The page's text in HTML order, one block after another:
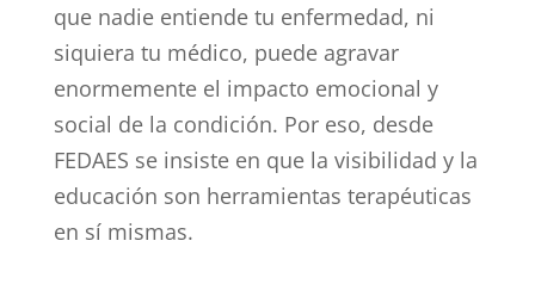
que nadie entiende tu enfermedad, ni
siquiera tu médico, puede agravar
enormemente el impacto emocional y
social de la condición. Por eso, desde
FEDAES se insiste en que la visibilidad y la
educación son herramientas terapéuticas
en sí mismas.